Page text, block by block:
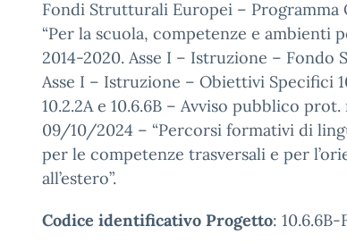
Fondi Strutturali Europei – Programma
“Per la scuola, competenze e ambienti
2014-2020. Asse I – Istruzione – Fondo
Asse I – Istruzione – Obiettivi Specifici
10.2.2A e 10.6.6B – Avviso pubblico prot.
09/10/2024 – “Percorsi formativi di
per le competenze trasversali e per
all’estero”.
Codice identificativo Progetto: